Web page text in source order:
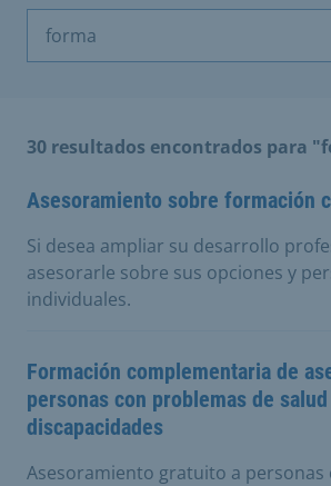
30 resultados encontrados para
Asesoramiento sobre formación
Si desea ampliar su desarrollo
asesorarle sobre sus opciones y
individuales.
Formación complementaria de
personas con problemas de
discapacidades
Asesoramiento gratuito a personas